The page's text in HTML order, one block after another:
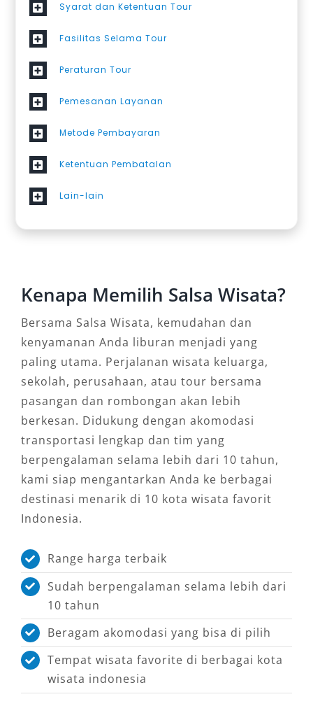
Syarat dan Ketentuan Tour
Fasilitas Selama Tour
Peraturan Tour
Pemesanan Layanan
Metode Pembayaran
Ketentuan Pembatalan
Lain-lain
Kenapa Memilih Salsa Wisata?
Bersama Salsa Wisata, kemudahan dan
kenyamanan Anda liburan menjadi yang
paling utama. Perjalanan wisata keluarga,
sekolah, perusahaan, atau tour bersama
pasangan dan rombongan akan lebih
berkesan. Didukung dengan akomodasi
transportasi lengkap dan tim yang
berpengalaman selama lebih dari 10 tahun,
kami siap mengantarkan Anda ke berbagai
destinasi menarik di 10 kota wisata favorit
Indonesia.
Range harga terbaik
Sudah berpengalaman selama lebih dari
10 tahun
Beragam akomodasi yang bisa di pilih
Tempat wisata favorite di berbagai kota
wisata indonesia